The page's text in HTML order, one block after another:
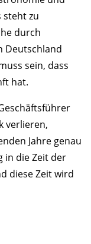
steht zu
durch
Deutschland
sein, dass
hat.
verlieren,
Jahre genau
in die Zeit der
diese Zeit wird